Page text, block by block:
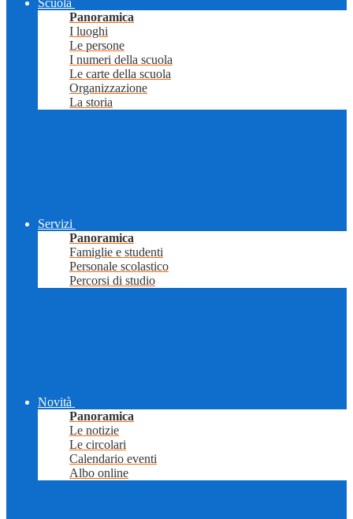
Scuola
Panoramica
I luoghi
Le persone
I numeri della scuola
Le carte della scuola
Organizzazione
La storia
Servizi
Panoramica
Famiglie e studenti
Personale scolastico
Percorsi di studio
Novità
Panoramica
Le notizie
Le circolari
Calendario eventi
Albo online